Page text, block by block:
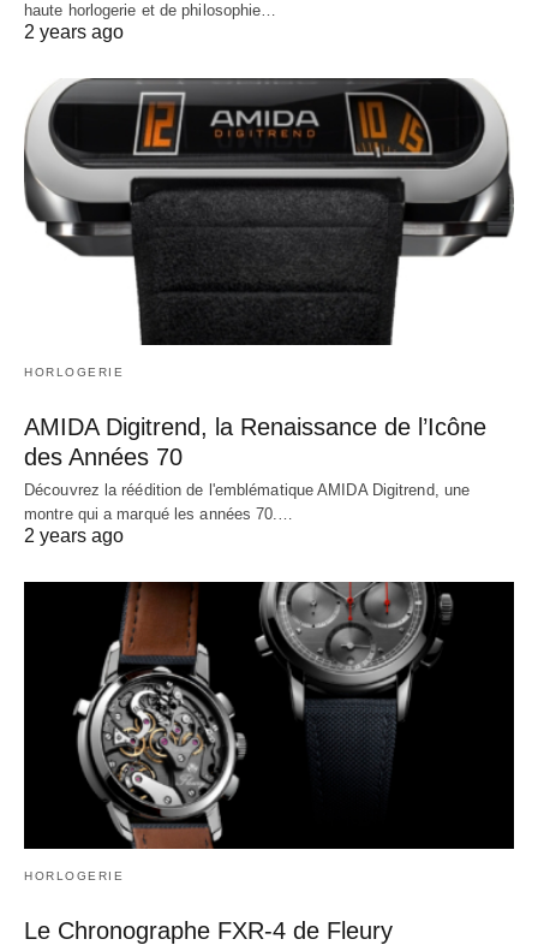
haute horlogerie et de philosophie…
2 years ago
HORLOGERIE
AMIDA Digitrend, la Renaissance de l’Icône
des Années 70
Découvrez la réédition de l'emblématique AMIDA Digitrend, une
montre qui a marqué les années 70.…
2 years ago
HORLOGERIE
Le Chronographe FXR-4 de Fleury